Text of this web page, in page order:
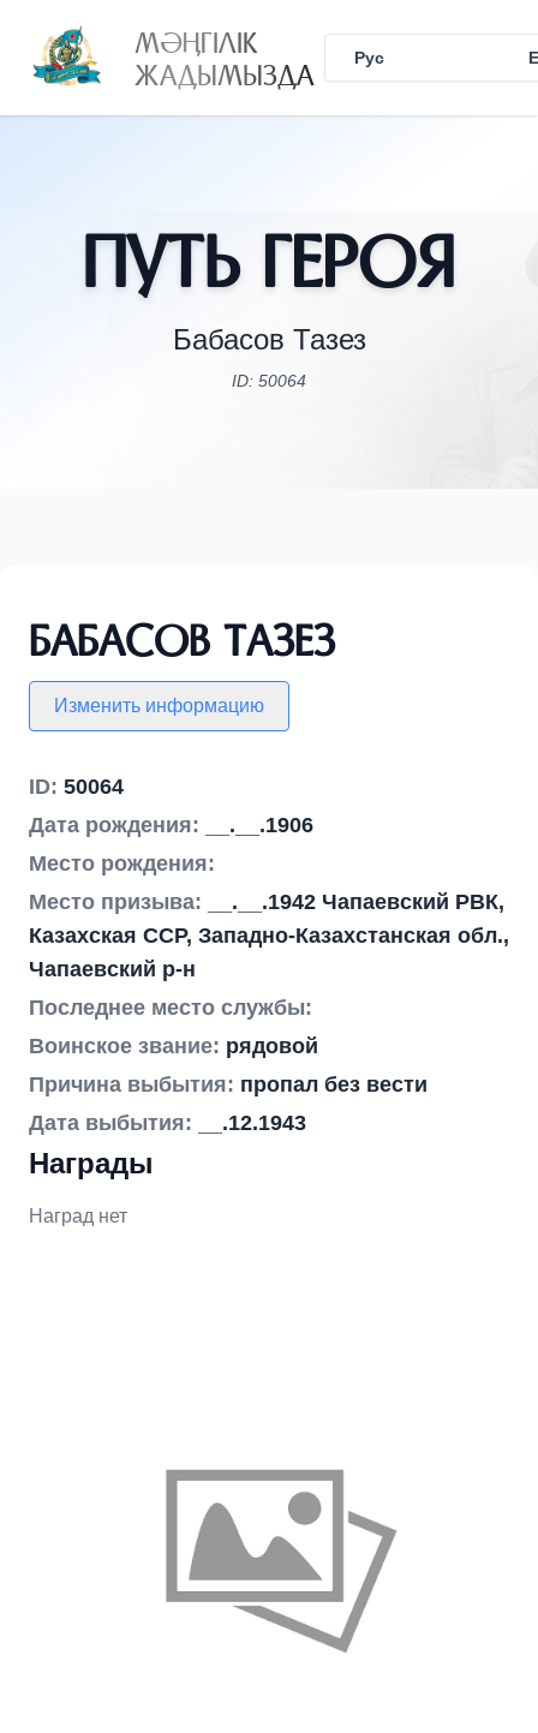
МӘҢГІЛІК
ЖАДЫМЫЗДА Рус
Путь Героя
Бабасов Тазез
ID: 50064
Бабасов Тазез
Изменить информацию
ID: 50064
Дата рождения:
__.__.1906
Место рождения:
Место призыва:
__.__.1942 Чапаевский РВК,
Казахская ССР, Западно-Казахстанская обл.,
Чапаевский р-н
Последнее место службы:
Воинское звание: рядовой
Причина выбытия: пропал без вести
Дата выбытия:
__.12.1943
Награды
Наград нет